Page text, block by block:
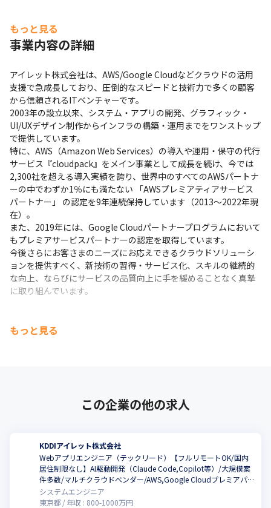
もっと見る
事業内容の詳細
アイレット株式会社は、AWS/Google Cloudなどクラウドの活用
支援で急成長しており、圧倒的なスピードと技術力で多くの顧客
から信頼されるITベンチャーです。
2003年の設立以来、システム・アプリの開発、グラフィック・
UI/UXデザイン制作からインフラの構築・運用までをワンストップ
で提供しています。
特に、AWS（Amazon Web Services）の導入や運用・保守の代行
サービス『cloudpack』をメイン事業として成長を続け、今では
2,300社を超える導入実績を誇り、世界中のすべてのAWSパートナ
ーの中でわずか1％にも満たない 「AWSプレミアティアサービス
パートナー」 の認定を9年連続保持しています（2013～2022年現
在）。
また、2019年には、Google Cloudパートナープログラムにおいて
もプレミアサービスパートナーの認定を取得しています。
今後さらにお客さまのニーズにお応えできるクラウドソリューシ
ョンを提供すべく、新技術の習得・サービス化、スキルの継続的
な向上、ならびにサービスの品質向上に手を緩めることなく真摯
に取り組んでいます。
もっと見る
この企業の他の求人
KDDIアイレット株式会社
Webアプリエンジニア（テックリード）【フルリモートOK/国内
居住制限なし】AI駆動開発（Claude Code,Copilot等）/大規模案
件多数/マルチクラウドベンダー/AWS,Google Cloudプレミアパ
ートナー
システムエンジニア
東京都
年収 : 800-1000万円